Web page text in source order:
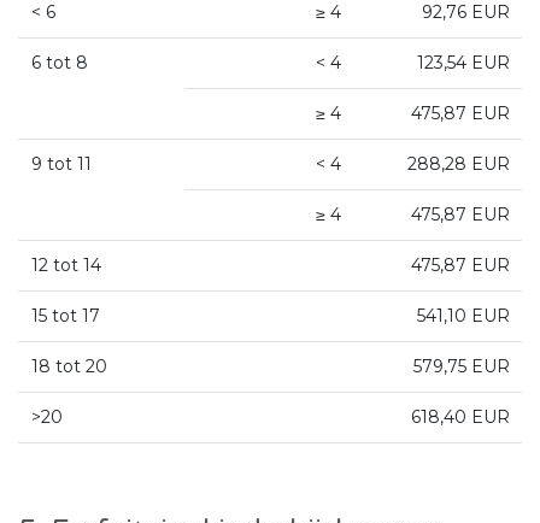
< 6 ≥ 4 92,76 EUR
6 tot 8 < 4 123,54 EUR
≥ 4 475,87 EUR
9 tot 11 < 4 288,28 EUR
≥ 4 475,87 EUR
12 tot 14 475,87 EUR
15 tot 17 541,10 EUR
18 tot 20 579,75 EUR
>20 618,40 EUR